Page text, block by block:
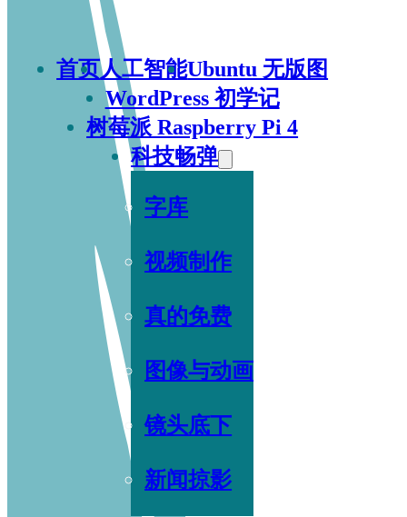
首页人工智能Ubuntu 无版图
WordPress 初学记
树莓派 Raspberry Pi 4
科技畅弹
字库
视频制作
真的免费
图像与动画
镜头底下
新闻掠影